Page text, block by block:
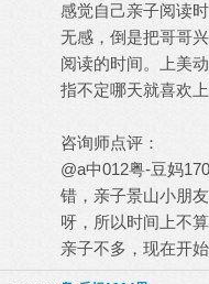
感觉自己亲子阅读
无感，倒是把哥哥
阅读的时间。上美
指不定哪天就喜欢上
咨询师点评：
@a中012粤-豆妈
错，亲子景山小朋
呀，所以时间上不
亲子不多，现在开